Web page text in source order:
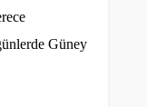
Güney